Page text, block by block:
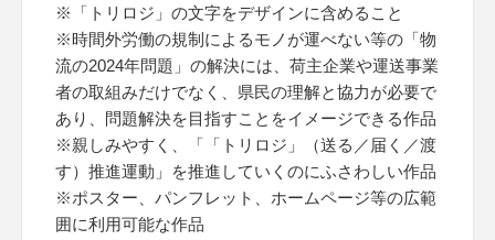
※「トリロジ」の文字をデザインに含めること
※時間外労働の規制によるモノが運べない等の「物
流の2024年問題」の解決には、荷主企業や運送事業
者の取組みだけでなく、県民の理解と協力が必要で
あり、問題解決を目指すことをイメージできる作品
※親しみやすく、「「トリロジ」（送る／届く／渡
す）推進運動」を推進していくのにふさわしい作品
※ポスター、パンフレット、ホームページ等の広範
囲に利用可能な作品